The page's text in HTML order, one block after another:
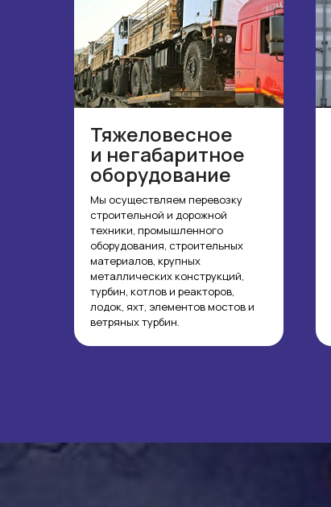
Тяжеловесное
и негабаритное
оборудование
Мы осуществляем перевозку
строительной и дорожной
техники, промышленного
оборудования, строительных
материалов, крупных
металлических конструкций,
турбин, котлов и реакторов,
лодок, яхт, элементов мостов и
ветряных турбин.